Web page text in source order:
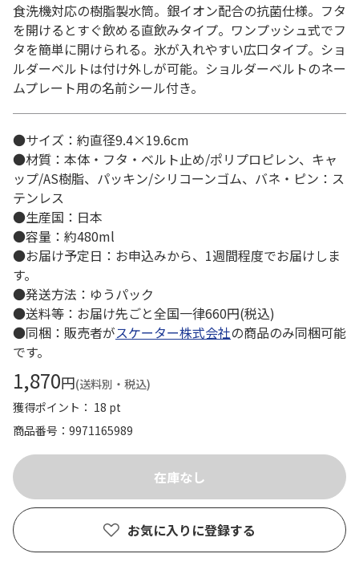
食洗機対応の樹脂製水筒。銀イオン配合の抗菌仕様。フタ
を開けるとすぐ飲める直飲みタイプ。ワンプッシュ式でフ
タを簡単に開けられる。氷が入れやすい広口タイプ。ショ
ルダーベルトは付け外しが可能。ショルダーベルトのネー
ムプレート用の名前シール付き。
●サイズ：約直径9.4×19.6cm
●材質：本体・フタ・ベルト止め/ポリプロピレン、キャ
ップ/AS樹脂、パッキン/シリコーンゴム、バネ・ピン：ス
テンレス
●生産国：日本
●容量：約480ml
●お届け予定日：お申込みから、1週間程度でお届けしま
す。
●発送方法：ゆうパック
●送料等：お届け先ごと全国一律660円(税込)
●同梱：販売者がスケーター株式会社の商品のみ同梱可能
です。
1,870円(送料別・税込)
獲得ポイント： 18 pt
商品番号
9971165989
お気に入りに登録する